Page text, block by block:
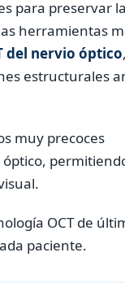
para preservar la
herramientas
del nervio óptico
estructurales
muy precoces
OCT de
paciente.